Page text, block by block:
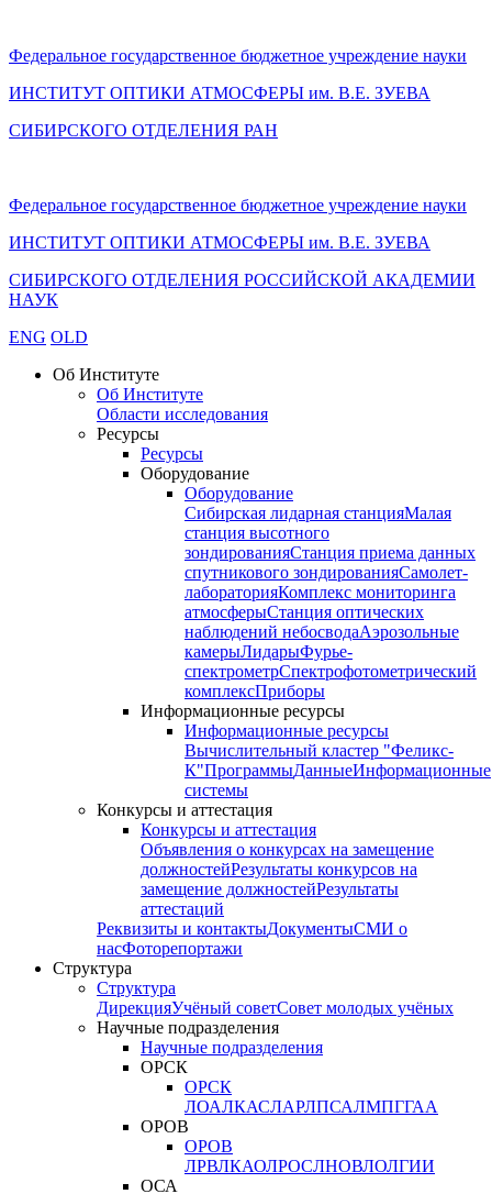
Федеральное государственное бюджетное учреждение науки
ИНСТИТУТ ОПТИКИ АТМОСФЕРЫ им. В.Е. ЗУЕВА
СИБИРСКОГО ОТДЕЛЕНИЯ РАН
Федеральное государственное бюджетное учреждение науки
ИНСТИТУТ ОПТИКИ АТМОСФЕРЫ им. В.Е. ЗУЕВА
СИБИРСКОГО ОТДЕЛЕНИЯ РОССИЙСКОЙ АКАДЕМИИ
НАУК
ENG OLD
Об Институте
Об Институте
Области исследования
Ресурсы
Ресурсы
Оборудование
Оборудование
Сибирская лидарная станцияМалая
станция высотного
зондированияСтанция приема данных
спутникового зондированияСамолет-
лабораторияКомплекс мониторинга
атмосферыСтанция оптических
наблюдений небосводаАэрозольные
камерыЛидарыФурье-
спектрометрСпектрофотометрический
комплексПриборы
Информационные ресурсы
Информационные ресурсы
Вычислительный кластер "Феликс-
К"ПрограммыДанныеИнформационные
системы
Конкурсы и аттестация
Конкурсы и аттестация
Объявления о конкурсах на замещение
должностейРезультаты конкурсов на
замещение должностейРезультаты
аттестаций
Реквизиты и контактыДокументыСМИ о
насФоторепортажи
Структура
Структура
ДирекцияУчёный советСовет молодых учёных
Научные подразделения
Научные подразделения
ОРСК
ОРСК
ЛОАЛКАСЛАРЛПСАЛМПГГАА
ОРОВ
ОРОВ
ЛРВЛКАОЛРОСЛНОВЛОЛГИИ
ОСА